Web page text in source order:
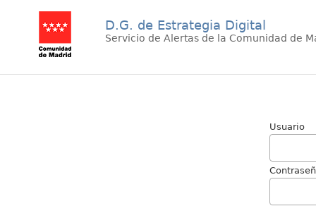
D.G. de Estrategia Digital
Servicio de Alertas de la Comunidad de
Usuario